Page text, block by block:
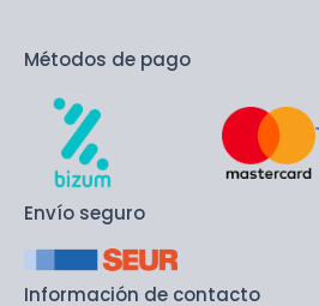
Métodos de pago
Envío seguro
Información de contacto